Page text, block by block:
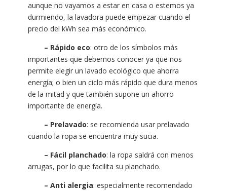
aunque no vayamos a estar en casa o estemos ya
durmiendo, la lavadora puede empezar cuando el
precio del kWh sea más económico.
– Rápido eco: otro de los símbolos más
importantes que debemos conocer ya que nos
permite elegir un lavado ecológico que ahorra
energía; o bien un ciclo más rápido que dura menos
de la mitad y que también supone un ahorro
importante de energía.
– Prelavado: se recomienda usar prelavado
cuando la ropa se encuentra muy sucia.
– Fácil planchado: la ropa saldrá con menos
arrugas, por lo que facilita su planchado.
– Anti alergia: especialmente recomendado